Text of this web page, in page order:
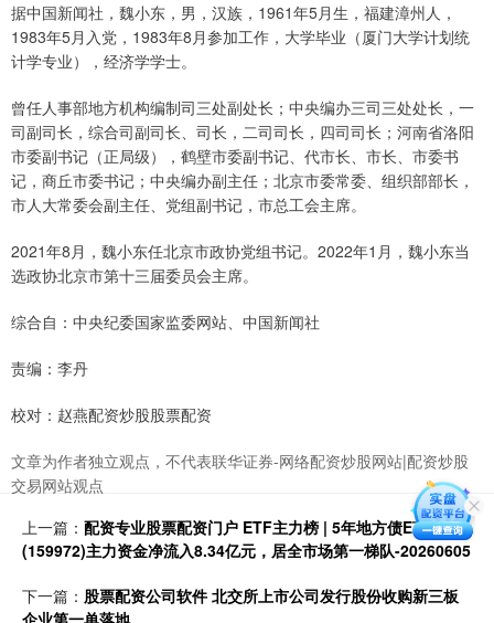
据中国新闻社，魏小东，男，汉族，1961年5月生，福建漳州人，
1983年5月入党，1983年8月参加工作，大学毕业（厦门大学计划统
计学专业），经济学学士。
曾任人事部地方机构编制司三处副处长；中央编办三司三处处长，一
司副司长，综合司副司长、司长，二司司长，四司司长；河南省洛阳
市委副书记（正局级），鹤壁市委副书记、代市长、市长、市委书
记，商丘市委书记；中央编办副主任；北京市委常委、组织部部长，
市人大常委会副主任、党组副书记，市总工会主席。
2021年8月，魏小东任北京市政协党组书记。2022年1月，魏小东当
选政协北京市第十三届委员会主席。
综合自：中央纪委国家监委网站、中国新闻社
责编：李丹
校对：赵燕配资炒股股票配资
文章为作者独立观点，不代表联华证券-网络配资炒股网站|配资炒股
交易网站观点
上一篇： 配资专业股票配资门户 ETF主力榜 | 5年地方债ETF鹏华
(159972)主力资金净流入8.34亿元，居全市场第一梯队-20260605
下一篇： 股票配资公司软件 北交所上市公司发行股份收购新三板